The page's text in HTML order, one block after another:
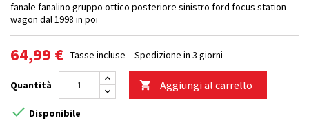
fanale fanalino gruppo ottico posteriore sinistro ford focus station
wagon dal 1998 in poi
64,99 € Tasse incluse Spedizione in 3 giorni
Quantità  Aggiungi al carrello
 Disponibile